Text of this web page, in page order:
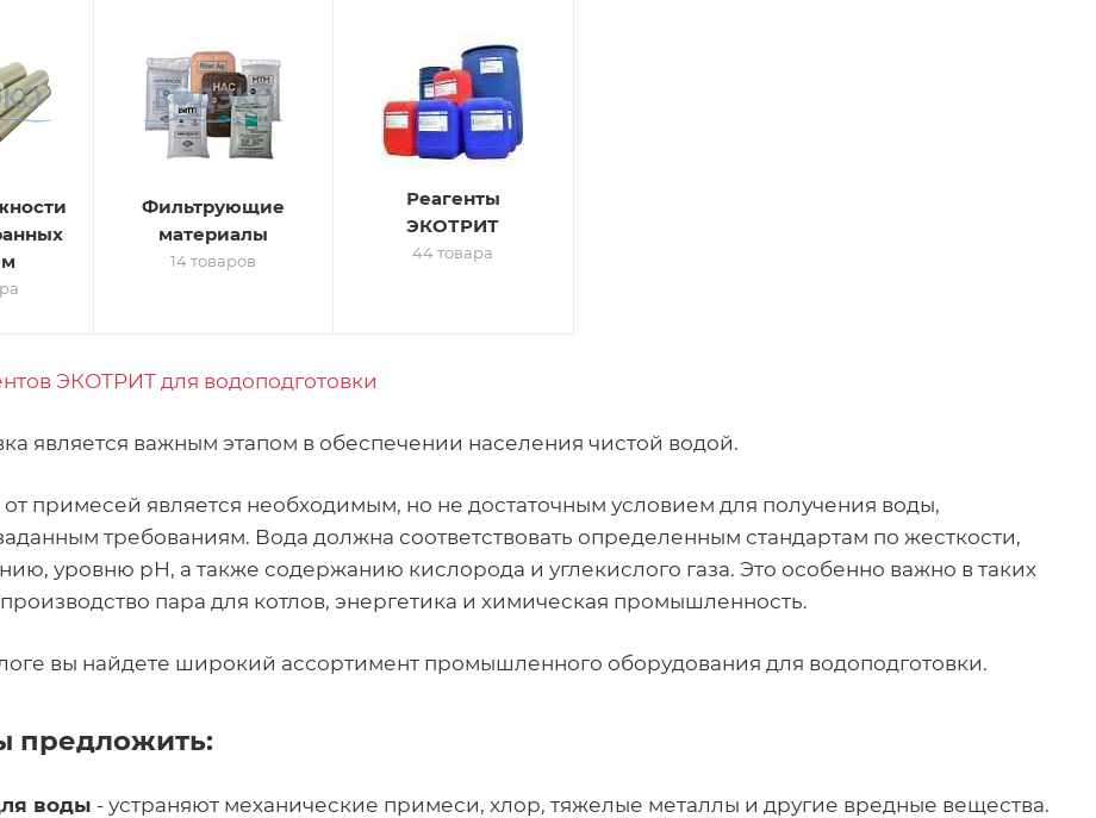
Фильтрующие
материалы
14 товаров
Реагенты
ЭКОТРИТ
44 товара
ЭКОТРИТ для водоподготовки
является важным этапом в обеспечении населения чистой водой.
примесей является необходимым, но не достаточным условием для получения воды,
требованиям. Вода должна соответствовать определенным стандартам по жесткости,
уровню рН, а также содержанию кислорода и углекислого газа. Это особенно важно в таких
производство пара для котлов, энергетика и химическая промышленность.
вы найдете широкий ассортимент промышленного оборудования для водоподготовки.
предложить:
воды - устраняют механические примеси, хлор, тяжелые металлы и другие вредные вещества.